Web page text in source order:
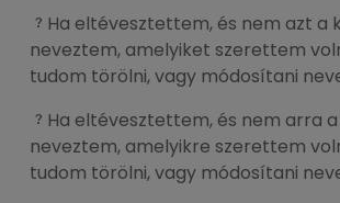
Ha eltévesztettem, és nem azt a
neveztem, amelyiket szerettem
tudom törölni, vagy módosítani
Ha eltévesztettem, és nem arra
neveztem, amelyikre szerettem
tudom törölni, vagy módosítani